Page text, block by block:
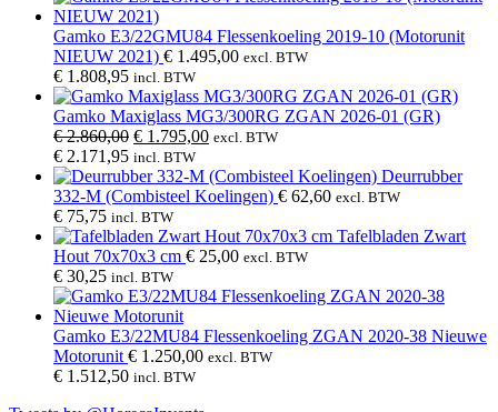
Gamko E3/22GMU84 Flessenkoeling 2019-10 (Motorunit
NIEUW 2021) € 1.495,00 excl. BTW
€ 1.808,95 incl. BTW
Gamko Maxiglass MG3/300RG ZGAN 2026-01 (GR)
€2.860,00 Oorspronkelijke
prijs
was:
€ 2.860,00.
€ 1.795,00Huidige
is:
€ 1.795,00.
excl. BTW
€ 2.171,95 incl. BTW
Deurrubber
332-M (Combisteel Koelingen) € 62,60 excl. BTW
€ 75,75 incl. BTW
Tafelbladen Zwart
Hout 70x70x3 cm € 25,00 excl. BTW
€ 30,25 incl. BTW
Gamko E3/22MU84 Flessenkoeling ZGAN 2020-38 Nieuwe
Motorunit € 1.250,00 excl. BTW
€ 1.512,50 incl. BTW